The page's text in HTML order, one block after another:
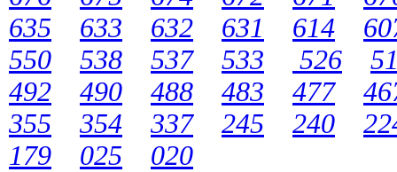
635
633 632 631 614
550
538 537 533 526
492
490 488 483 477
355
354 337 245 240
179
025 020